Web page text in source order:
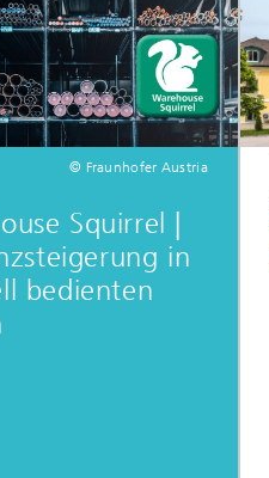
© Fraunhofer Austria
Squirrel |
in
bedienten